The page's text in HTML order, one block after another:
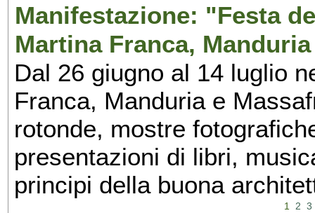
Manifestazione: "Festa
Martina Franca,
Dal 26 giugno al 14 luglio
Franca, Manduria e
rotonde, mostre
presentazioni di libri,
principi della buona
1 2 3